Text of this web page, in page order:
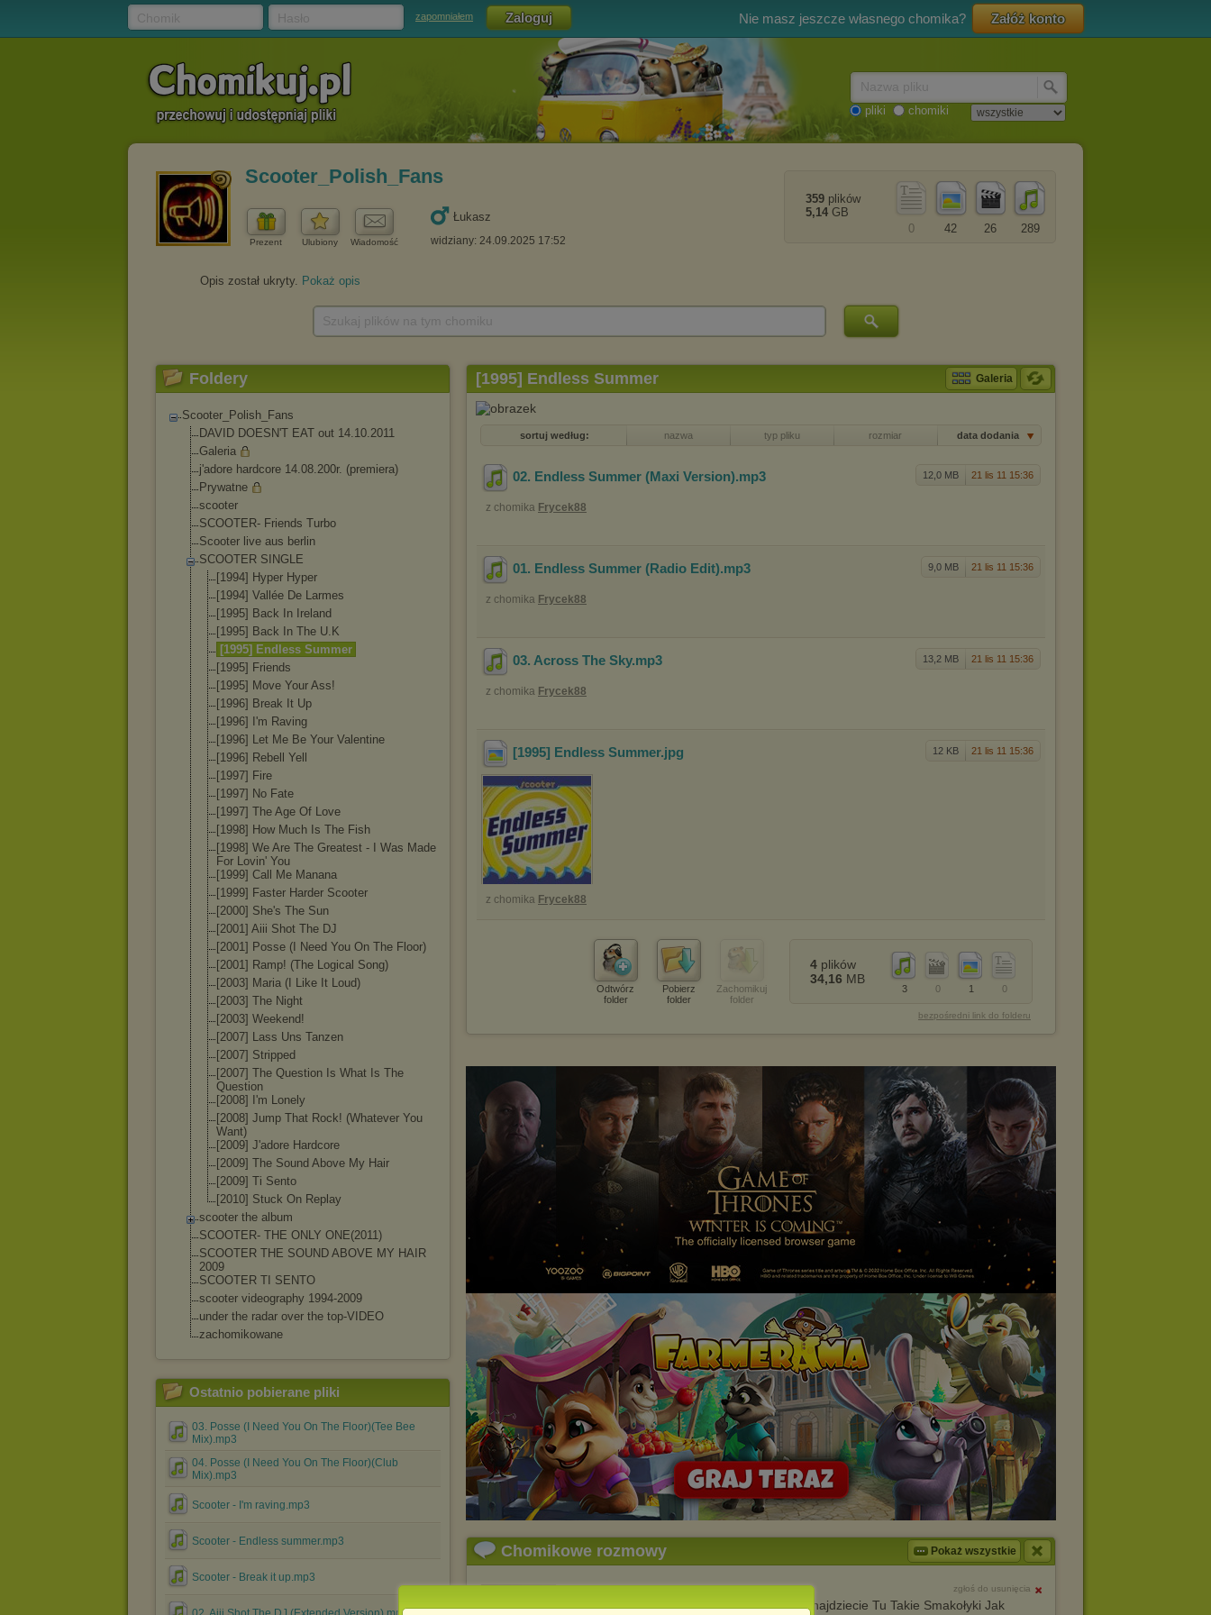
zapomniałem Nie masz jeszcze własnego chomika? Załóż konto
pliki chomiki
Scooter_Polish_Fans
Prezent Ulubiony Wiadomość
Łukasz
widziany: 24.09.2025 17:52
289
26
42
0
359 plików
5,14 GB
Opis został ukryty. Pokaż opis
Foldery
Scooter_Polish_Fans
DAVID DOESN'T EAT out 14.10.2011
Galeria
j'adore hardcore 14.08.200r. (premiera)
Prywatne
scooter
SCOOTER- Friends Turbo
Scooter live aus berlin
SCOOTER SINGLE
[1994] Hyper Hyper
[1994] Vallée De Larmes
[1995] Back In Ireland
[1995] Back In The U.K
[1995] Endless Summer
[1995] Friends
[1995] Move Your Ass!
[1996] Break It Up
[1996] I'm Raving
[1996] Let Me Be Your Valentine
[1996] Rebell Yell
[1997] Fire
[1997] No Fate
[1997] The Age Of Love
[1998] How Much Is The Fish
[1998] We Are The Greatest - I Was Made
For Lovin' You
[1999] Call Me Manana
[1999] Faster Harder Scooter
[2000] She's The Sun
[2001] Aiii Shot The DJ
[2001] Posse (I Need You On The Floor)
[2001] Ramp! (The Logical Song)
[2003] Maria (I Like It Loud)
[2003] The Night
[2003] Weekend!
[2007] Lass Uns Tanzen
[2007] Stripped
[2007] The Question Is What Is The
Question
[2008] I'm Lonely
[2008] Jump That Rock! (Whatever You
Want)
[2009] J'adore Hardcore
[2009] The Sound Above My Hair
[2009] Ti Sento
[2010] Stuck On Replay
scooter the album
SCOOTER- THE ONLY ONE(2011)
SCOOTER THE SOUND ABOVE MY HAIR
2009
SCOOTER TI SENTO
scooter videography 1994-2009
under the radar over the top-VIDEO
zachomikowane
Ostatnio pobierane pliki
03. Posse (I Need You On The Floor)(Tee Bee
Mix).mp3
04. Posse (I Need You On The Floor)(Club
Mix).mp3
Scooter - I'm raving.mp3
Scooter - Endless summer.mp3
Scooter - Break it up.mp3
[1995] Endless Summer Galeria
sortuj według: nazwa typ pliku rozmiar data dodania
12,0 MB 21 lis 11 15:36
02. Endless Summer (Maxi Version).mp3
z chomika Frycek88
9,0 MB 21 lis 11 15:36
01. Endless Summer (Radio Edit).mp3
z chomika Frycek88
13,2 MB 21 lis 11 15:36
03. Across The Sky.mp3
z chomika Frycek88
12 KB 21 lis 11 15:36
[1995] Endless Summer.jpg
z chomika Frycek88
Odtwórz
folder
Pobierz
folder
Zachomikuj
folder
0
1
0
3
4 plików
34,16 MB
bezpośredni link do folderu
Chomikowe rozmowy Pokaż wszystkie
zgłoś do usunięcia
Witam
i Zapraszam Do Mojej Spiżarni Znajdziecie Tu Takie Smakołyki Jak